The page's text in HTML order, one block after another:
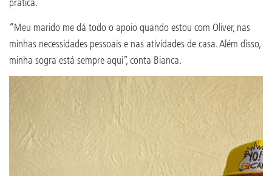
“Meu marido me dá todo o apoio quando estou com Oliver, nas
minhas necessidades pessoais e nas atividades de casa. Além disso,
minha sogra está sempre aqui”, conta Bianca.